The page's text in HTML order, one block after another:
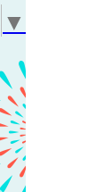
▼